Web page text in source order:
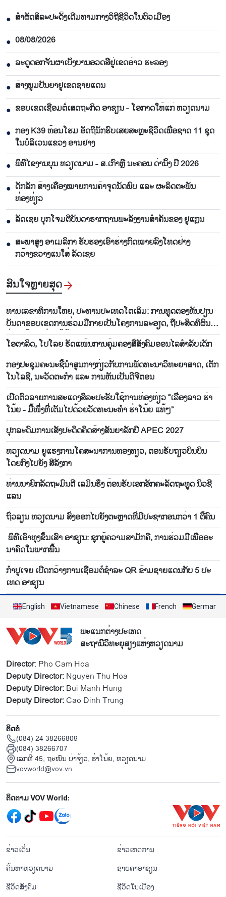
● ສຳຜັດສິລະປະດັ້ງເດີມທ່າມກາງວິຖີຊີວິດໃນຕົວເມືອງ
● 08/08/2026
● ລະດູດອກຈັນຜາເບັ່ງບານອວດສີຢູ່ເຂດອ່າວ ຮະລອງ
● ສ້າງພູມປັນຍາຢູ່ເຂດຊາຍແດນ
● ຂອບເຂດເຊື່ອມຕໍ່ເສດຖະກິດ ອາຊຽນ - ໂອກາດໃຫ້ແກ່ ຫວຽດນາມ
● ກອງ K39 ທ້ອນໂຮມ ອັດຖິນັກຮົບເສຍສະຫຼະຊີວິດເພື່ອຊາດ 11 ຊຸດ
ໃນບໍລິເວນແຂວງ ອານຢາງ
● ພິທີໄຂງານບຸນ ຫວຽດນາມ - ສ.ເກົາຫຼີ ນະຄອນ ດ່ານັ້ງ ປີ 2026
● ດັກລັກ ສ້າງເຄື່ອງໝາຍການຄ້າຈຸດນັດພົບ ແລະ ຜະລິດຕະພັນ
ທ່ອງທ່ຽວ
● ລັດເຊຍ ບຸກໂຈມຕີບັນດາຮາກຖານພະລັງງານສຳຄັນຂອງ ຢູແກຼນ
● ສະພາສູງ ອາເມລິກາ ຮັບຮອງເອົາຮ່າງກົດໝາຍລົງໂທດຢ່າງ
ກວ້າງຂວາງແນໃສ່ ລັດເຊຍ
ສົນ​ໃຈ​ຫຼາຍ​ສຸດ
ທ່ານ​ເລ​ຂາ​ທິ​ການ​ໃຫຍ່, ປະ​ທານ​ປະ​ເທດ​ໂຕ​ເລິມ: ການ​ທູດ​ຕ້ອງ​ຫັນ​ປ່ຽນ​
ບັນ​ດາ​ຂອບ​ເຂດ​ການ​ຮ່ວມ​ມື​ກາຍ​ເປັນ​ໂຄງ​ການ​ລະ​ອຽດ​, ຖື​ປະ​ສິດ​ທິ​ຜົນ​
ຢ່າງ​ແທ້​ຈິງ​ແມ່ນ​ໄມ້ຫຼ້າ​ວັດ​ແທກ
ໂອ​ຕາ​ລິດ, ໂປ​ໂລຍ ຮັດ​ແໜ້ນ​ການ​ຄຸ້ມ​ຄອງ​ສື່​ສັງ​ຄົມ​ອອນ​ໄລ​ສຳ​ລັບ​ເດັກ
ກອງປະຊຸມຄະນະຊີ້ນຳສູນກາງກ່ຽວກັບການພັດທະນາວິທະຍາສາດ, ເຕັກ
ໂນໂລຊີ, ນະວັດຕະກຳ ແລະ ການຫັນເປັນດີຈີຕອນ
ເປີດ​ຕົວ​ລາຍ​ການ​ສະ​ແດງ​ສິ​ລະ​ປະ​ຮັບ​ໃຊ້​ການ​ທ່ອງ​ທ່ຽວ “ເລື່ອງ​ລາວ ຮ່າ​
ໂນ້ຍ - ມື້​ໜຶ່ງ​ທີ່​ເຕັມ​ໄປ​ດ້ວຍ​ວັດ​ທະ​ນະ​ທໍ​າ ຮ່າ​ໂນ້ຍ ແທ້ໆ”
ປຸກ​ລະ​ດົມ​ການ​ເສັງ​ປະ​ດິດ​ຄິດ​ສ້າງສັນ​ຍາ​ລັກ​ປີ APEC 2027
ຫວຽດ​ນາມ ຍູ້​ແຮງ​ການ​ໂຄ​ສະ​ນາ​ການ​ທ່ອງ​ທ່ຽວ, ຕ້ອນ​ຮັບ​ຖ້ຽວ​ບິນ​ບິນ​
ໂດຍ​ກົງ​ໄປ​ຍັງ ສີ​ລັງ​ກາ
ທ່ານນາຍົກລັດຖະມົນຕີ ເລມິນຮຶງ ຕ້ອນຮັບເອກອັກຄະລັດຖະທູດ ນິວຊີ
ແລນ
ຖົ່ວ​ລຽນ ຫວຽດ​ນາມ ສົ່ງ​ອອກ​ໄປ​ຍັງ​ຕະຫຼາດ​ທີ່​ມີ​ປະ​ຊາ​ກອນກວ່າ 1 ຕື້​ຄົນ
ພິ​ທີ​ເອົາ​ທຸງ​ຂຶ້ນ​ເສົາ ອາ​ຊຽນ: ຊຸກ​ຍູ້​ຄວາມ​ສາ​ມັ​ກ​ຄີ, ການ​ຮ່ວມ​ມື​ເພື່ອ​ອະ​
ນາ​ຄົດ​ໃນ​ພາກ​ພື້ນ
ກຳ​ປູ​ເຈຍ ​ເປີດກວ້າງ​ການ​ເຊື່ອມ​ຕໍ່​ຊຳ​ລະ QR ຂ້າມ​ຊາຍ​ແດນ​ກັບ 5 ປະ​
ເທດ ອາ​ຊຽນ
English Vietnamese Chinese French German
ພະແນກຕ່າງປະເທດ
ສະຖານີວິທະຍຸສຽງແຫ່ງຫວຽດນາມ
Director: Pho Cam Hoa
Deputy Director:Nguyen Thu Hoa
Deputy Director:Bui Manh Hung
Deputy Director:Cao Dinh Trung
ຕິດຕໍ່
(084) 24 38266809
(084) 38266707
ເລກທີ 45, ຖະໜົນ ບ່າ​ຈ້ຽວ, ຮ່າ​ໂນ້ຍ, ຫວຽດນາມ
vovworld@vov.vn
Mạng xã hội
ຕິດຕາມ VOV World:
menu footer tiếng Lào
ຂ່າວເດັ່ນ
ຂ່າວເຫດການ
ຄົ້ນຫາຫວຽດນາມ
ຊາຍຄາອາຊຽນ
ຊີ​ວິດ​ສັງ​ຄົມ
ຊີ​ວິດ​ໃນ​ເມືອງ